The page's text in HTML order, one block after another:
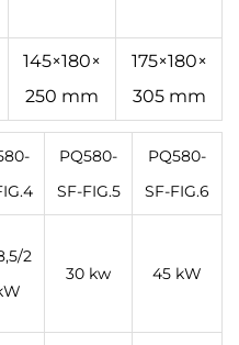
145×180×
250 mm
175×180×
305 mm
PQ580-
SF-FIG.5
PQ580-
SF-FIG.6
2
30 kw 45 kW